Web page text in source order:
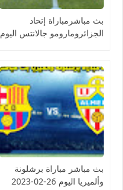
بث مباشرمباراة إتحاد
الجزائرومارومو جالانتس اليوم
بث مباشر مباراة برشلونة
وألميريا اليوم 26-02-2023